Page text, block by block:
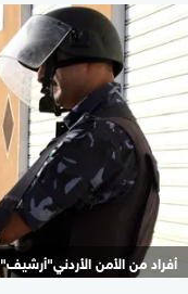
أفراد من الأمن الأردني"أرشيف"